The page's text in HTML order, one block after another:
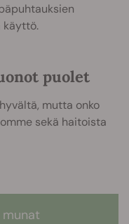
käyttö.
puolet
mutta onko
sekä haitoista